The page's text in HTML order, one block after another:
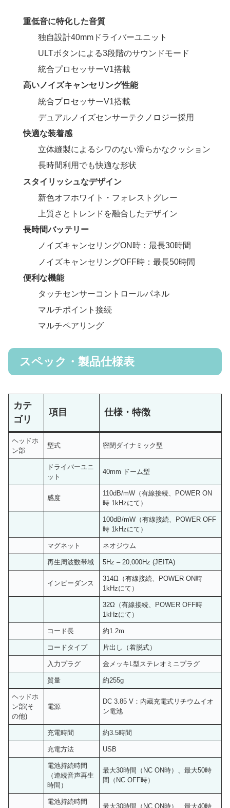
重低音に特化した音質
独自設計40mmドライバーユニット
ULTボタンによる3段階のサウンドモード
統合プロセッサーV1搭載
高いノイズキャンセリング性能
統合プロセッサーV1搭載
デュアルノイズセンサーテクノロジー採用
快適な装着感
立体縫製によるシワのない滑らかなクッション
長時間利用でも快適な形状
スタイリッシュなデザイン
新色オフホワイト・フォレストグレー
上質さとトレンドを融合したデザイン
長時間バッテリー
ノイズキャンセリングON時：最長30時間
ノイズキャンセリングOFF時：最長50時間
便利な機能
タッチセンサーコントロールパネル
マルチポイント接続
マルチペアリング
スペック・製品仕様表
カテ
ゴリ
項目 仕様・特徴
ヘッドホ
ン部
型式 密閉ダイナミック型
ドライバーユニ
ット
40mm ドーム型
感度
110dB/mW（有線接続、POWER ON
時 1kHzにて）
100dB/mW（有線接続、POWER OFF
時 1kHzにて）
マグネット ネオジウム
再生周波数帯域 5Hz – 20,000Hz (JEITA)
インピーダンス
314Ω（有線接続、POWER ON時
1kHzにて）
32Ω（有線接続、POWER OFF時
1kHzにて）
コード長 約1.2m
コードタイプ 片出し（着脱式）
入力プラグ 金メッキL型ステレオミニプラグ
質量 約255g
ヘッドホ
ン部(そ
の他)
電源
DC 3.85 V：内蔵充電式リチウムイオ
ン電池
充電時間 約3.5時間
充電方法 USB
電池持続時間
（連続音声再生
時間）
最大30時間（NC ON時）、最大50時
間（NC OFF時）
電池持続時間
最大30時間（NC ON時）、最大40時